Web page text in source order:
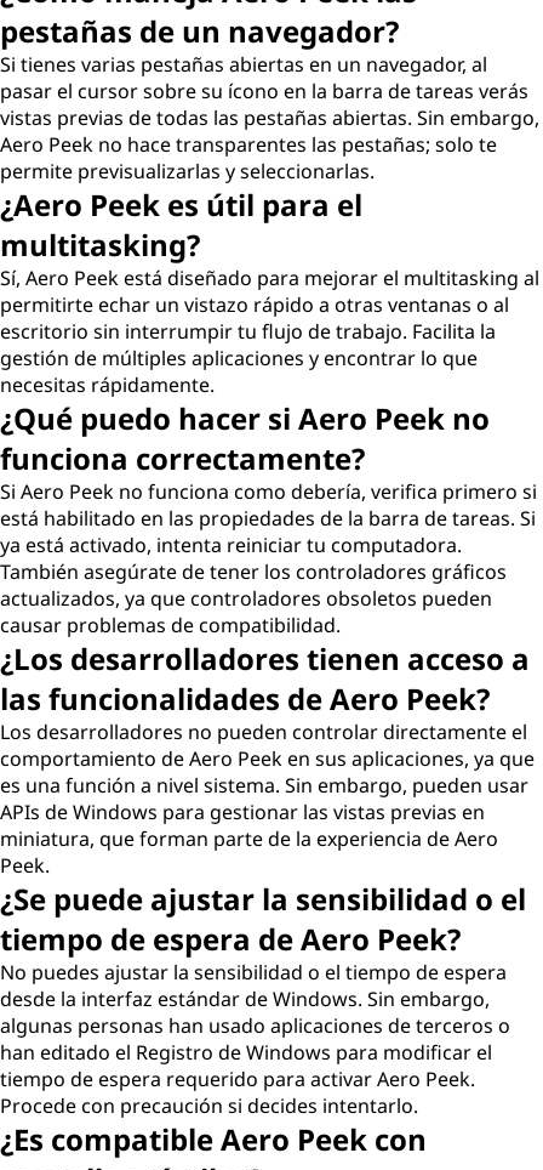
pestañas de un navegador?
Si tienes varias pestañas abiertas en un navegador, al
pasar el cursor sobre su ícono en la barra de tareas verás
vistas previas de todas las pestañas abiertas. Sin embargo,
Aero Peek no hace transparentes las pestañas; solo te
permite previsualizarlas y seleccionarlas.
¿Aero Peek es útil para el
multitasking?
Sí, Aero Peek está diseñado para mejorar el multitasking al
permitirte echar un vistazo rápido a otras ventanas o al
escritorio sin interrumpir tu flujo de trabajo. Facilita la
gestión de múltiples aplicaciones y encontrar lo que
necesitas rápidamente.
¿Qué puedo hacer si Aero Peek no
funciona correctamente?
Si Aero Peek no funciona como debería, verifica primero si
está habilitado en las propiedades de la barra de tareas. Si
ya está activado, intenta reiniciar tu computadora.
También asegúrate de tener los controladores gráficos
actualizados, ya que controladores obsoletos pueden
causar problemas de compatibilidad.
¿Los desarrolladores tienen acceso a
las funcionalidades de Aero Peek?
Los desarrolladores no pueden controlar directamente el
comportamiento de Aero Peek en sus aplicaciones, ya que
es una función a nivel sistema. Sin embargo, pueden usar
APIs de Windows para gestionar las vistas previas en
miniatura, que forman parte de la experiencia de Aero
Peek.
¿Se puede ajustar la sensibilidad o el
tiempo de espera de Aero Peek?
No puedes ajustar la sensibilidad o el tiempo de espera
desde la interfaz estándar de Windows. Sin embargo,
algunas personas han usado aplicaciones de terceros o
han editado el Registro de Windows para modificar el
tiempo de espera requerido para activar Aero Peek.
Procede con precaución si decides intentarlo.
¿Es compatible Aero Peek con